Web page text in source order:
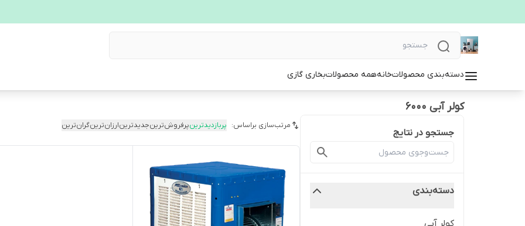
دسته‌بندی محصولاتخانههمه محصولاتبخاری گازی
کولر آبی ۶۰۰۰
جستجو در نتایج
دسته‌بندی
کولر آبی
مرتب‌سازی براساس: پربازدیدترینپرفروش‌ترینجدیدترینارزان‌ترینگران‌ترین